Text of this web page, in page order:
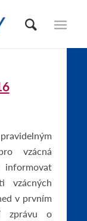
vzácná
vzácných
v prvním
zprávu o